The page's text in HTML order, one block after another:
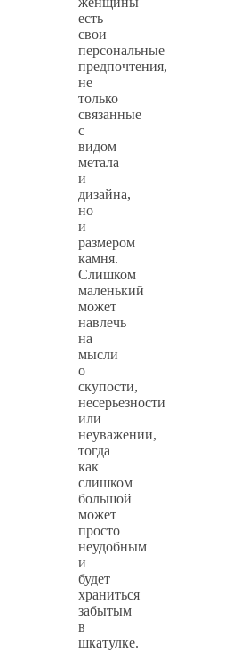
есть
свои
персональные
предпочтения,
не
только
связанные
с
видом
метала
и
дизайна,
но
и
размером
камня.
Слишком
маленький
может
навлечь
на
мысли
о
скупости,
несерьезности
или
неуважении,
тогда
как
слишком
большой
может
просто
неудобным
и
будет
храниться
забытым
в
шкатулке.